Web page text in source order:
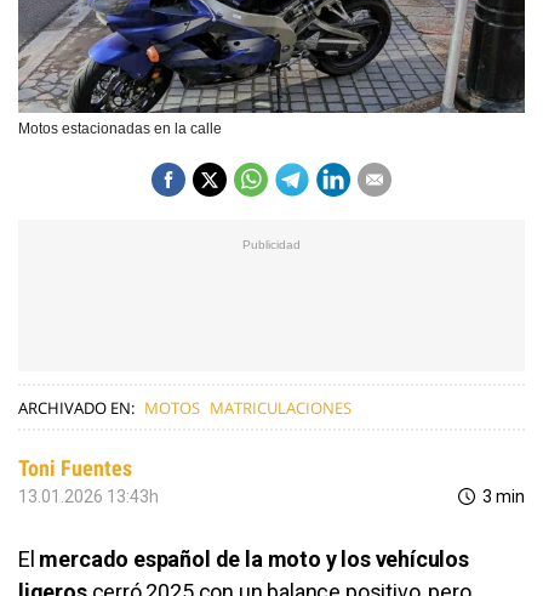
Motos estacionadas en la calle
ARCHIVADO EN: MOTOS MATRICULACIONES
Toni Fuentes
13.01.2026 13:43h 3 min
El mercado español de la moto y los vehículos